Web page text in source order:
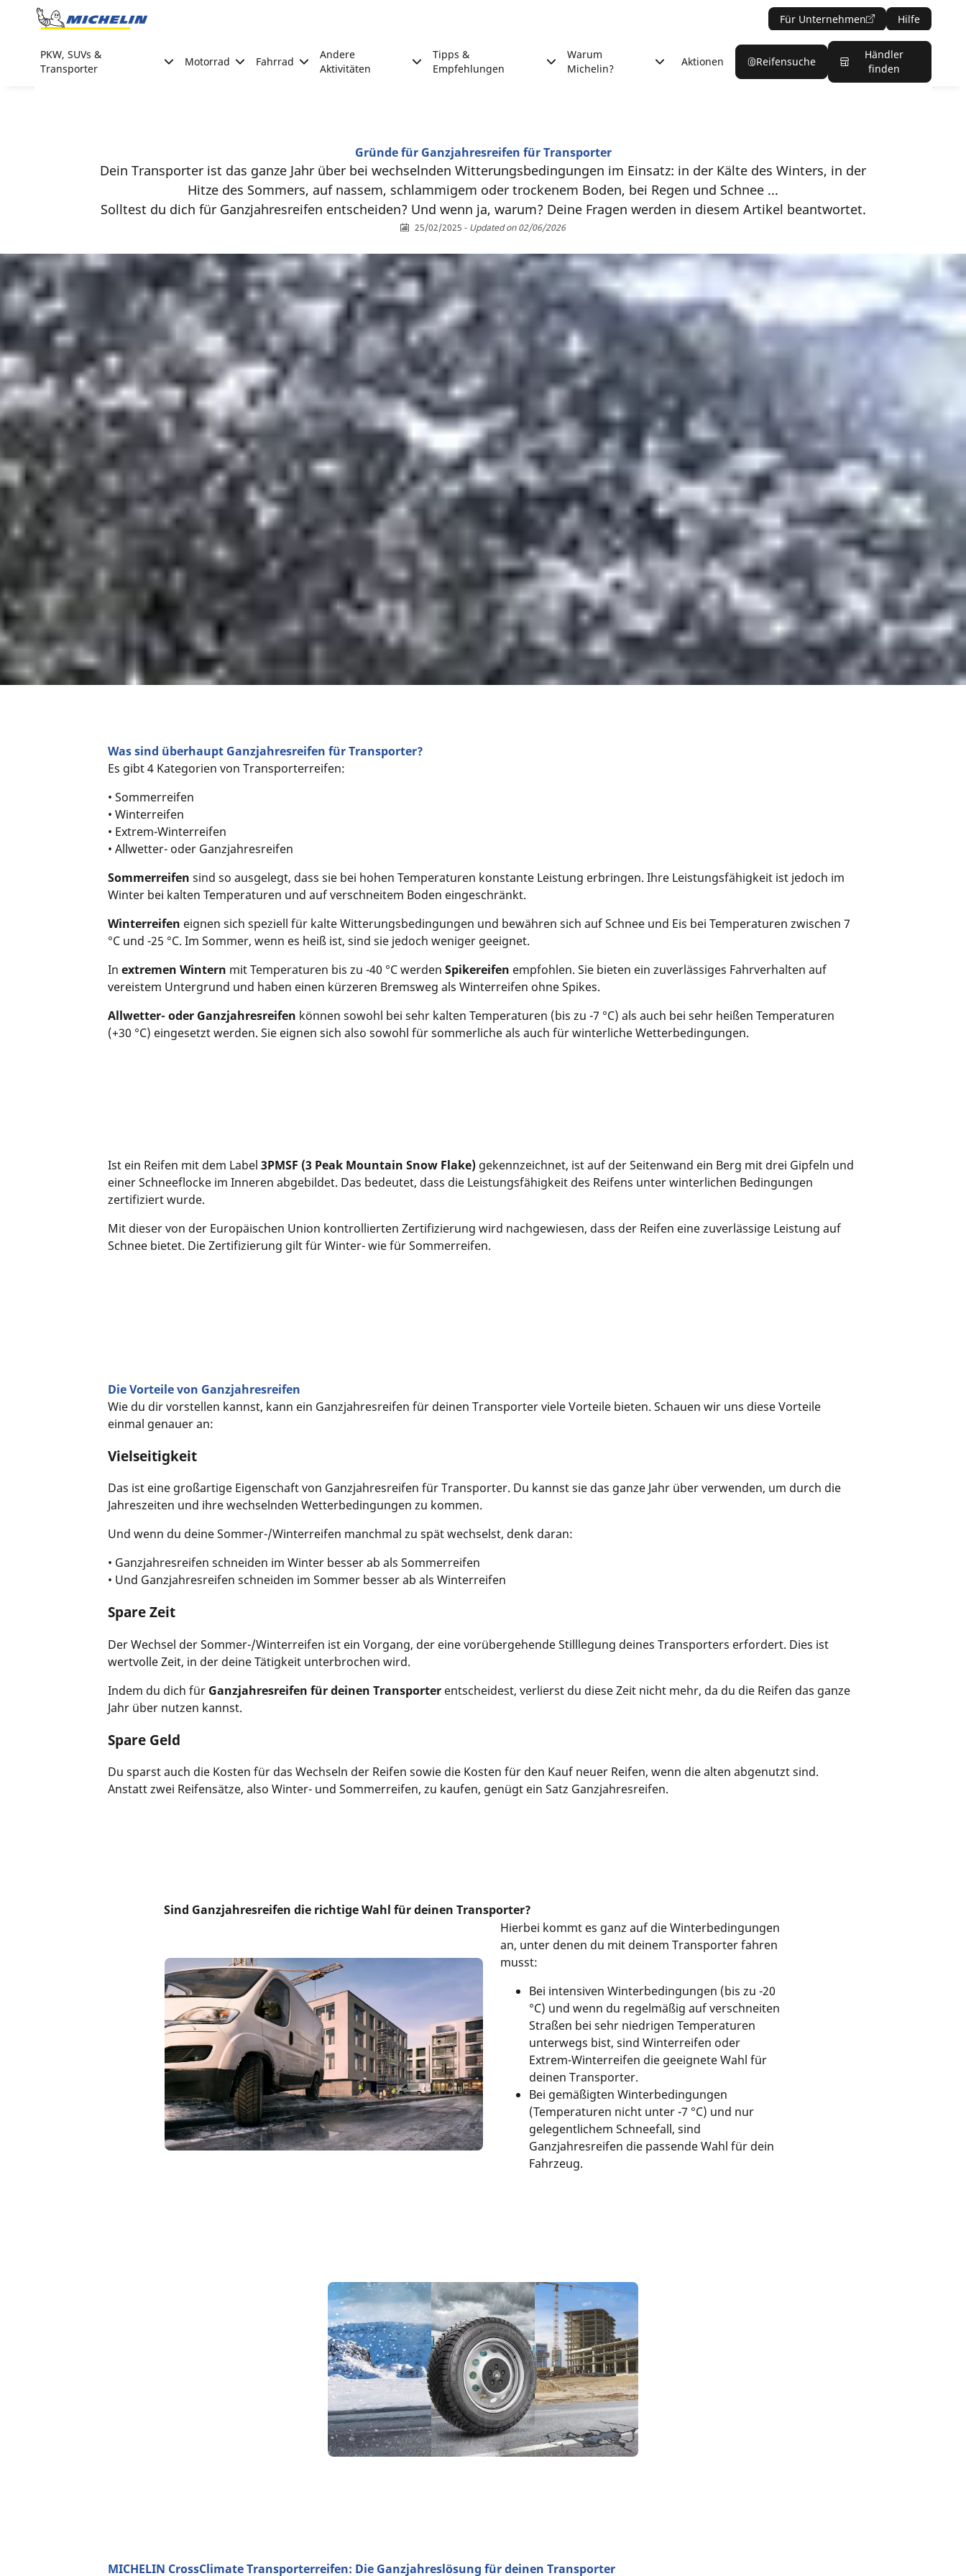
Go to page content
Für Unternehmen Hilfe
PKW, SUVs &
Transporter
Motorrad Fahrrad
Andere
Aktivitäten
Tipps &
Empfehlungen
Warum
Michelin?
Aktionen Reifensuche
Händler
finden
Gründe für Ganzjahresreifen für Transporter
Dein Transporter ist das ganze Jahr über bei wechselnden Witterungsbedingungen im Einsatz: in der Kälte des Winters, in der
Hitze des Sommers, auf nassem, schlammigem oder trockenem Boden, bei Regen und Schnee ...
Solltest du dich für Ganzjahresreifen entscheiden? Und wenn ja, warum? Deine Fragen werden in diesem Artikel beantwortet.
25/02/2025 - Updated on 02/06/2026
Was sind überhaupt Ganzjahresreifen für Transporter?
Es gibt 4 Kategorien von Transporterreifen:
• Sommerreifen
• Winterreifen
• Extrem-Winterreifen
• Allwetter- oder Ganzjahresreifen
Sommerreifen sind so ausgelegt, dass sie bei hohen Temperaturen konstante Leistung erbringen. Ihre Leistungsfähigkeit ist jedoch im
Winter bei kalten Temperaturen und auf verschneitem Boden eingeschränkt.
Winterreifen eignen sich speziell für kalte Witterungsbedingungen und bewähren sich auf Schnee und Eis bei Temperaturen zwischen 7
°C und -25 °C. Im Sommer, wenn es heiß ist, sind sie jedoch weniger geeignet.
Inextremen Wintern mit Temperaturen bis zu -40 °C werdenSpikereifen empfohlen. Sie bieten ein zuverlässiges Fahrverhalten auf
vereistem Untergrund und haben einen kürzeren Bremsweg als Winterreifen ohne Spikes.
Allwetter- oder Ganzjahresreifen können sowohl bei sehr kalten Temperaturen (bis zu -7 °C) als auch bei sehr heißen Temperaturen
(+30 °C) eingesetzt werden. Sie eignen sich also sowohl für sommerliche als auch für winterliche Wetterbedingungen.
Ist ein Reifen mit dem Label3PMSF (3 Peak Mountain Snow Flake) gekennzeichnet, ist auf der Seitenwand ein Berg mit drei Gipfeln und
einer Schneeflocke im Inneren abgebildet. Das bedeutet, dass die Leistungsfähigkeit des Reifens unter winterlichen Bedingungen
zertifiziert wurde.
Mit dieser von der Europäischen Union kontrollierten Zertifizierung wird nachgewiesen, dass der Reifen eine zuverlässige Leistung auf
Schnee bietet. Die Zertifizierung gilt für Winter- wie für Sommerreifen.
Die Vorteile von Ganzjahresreifen
Wie du dir vorstellen kannst, kann ein Ganzjahresreifen für deinen Transporter viele Vorteile bieten. Schauen wir uns diese Vorteile
einmal genauer an:
Vielseitigkeit
Das ist eine großartige Eigenschaft von Ganzjahresreifen für Transporter. Du kannst sie das ganze Jahr über verwenden, um durch die
Jahreszeiten und ihre wechselnden Wetterbedingungen zu kommen.
Und wenn du deine Sommer-/Winterreifen manchmal zu spät wechselst, denk daran:
• Ganzjahresreifen schneiden im Winter besser ab als Sommerreifen
• Und Ganzjahresreifen schneiden im Sommer besser ab als Winterreifen
Spare Zeit
Der Wechsel der Sommer-/Winterreifen ist ein Vorgang, der eine vorübergehende Stilllegung deines Transporters erfordert. Dies ist
wertvolle Zeit, in der deine Tätigkeit unterbrochen wird.
Indem du dich für Ganzjahresreifen für deinen Transporter entscheidest, verlierst du diese Zeit nicht mehr, da du die Reifen das ganze
Jahr über nutzen kannst.
Spare Geld
Du sparst auch die Kosten für das Wechseln der Reifen sowie die Kosten für den Kauf neuer Reifen, wenn die alten abgenutzt sind.
Anstatt zwei Reifensätze, also Winter- und Sommerreifen, zu kaufen, genügt ein Satz Ganzjahresreifen.
Sind Ganzjahresreifen die richtige Wahl für deinen Transporter?
Hierbei kommt es ganz auf die Winterbedingungen
an, unter denen du mit deinem Transporter fahren
musst:
Bei intensiven Winterbedingungen (bis zu -20
°C) und wenn du regelmäßig auf verschneiten
Straßen bei sehr niedrigen Temperaturen
unterwegs bist, sind Winterreifen oder
Extrem-Winterreifen die geeignete Wahl für
deinen Transporter.
Bei gemäßigten Winterbedingungen
(Temperaturen nicht unter -7 °C) und nur
gelegentlichem Schneefall, sind
Ganzjahresreifen die passende Wahl für dein
Fahrzeug.
MICHELIN CrossClimate Transporterreifen: Die Ganzjahreslösung für deinen Transporter